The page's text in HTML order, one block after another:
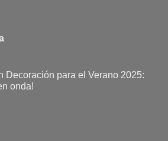
Decoración para el Verano 2025:
onda!